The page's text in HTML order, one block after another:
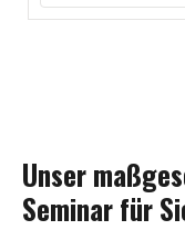
Unser
Seminar für